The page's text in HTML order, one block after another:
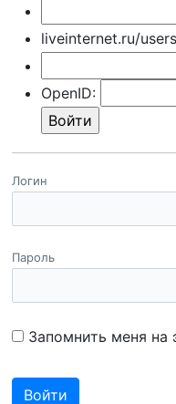
liveinternet.ru/
OpenID:
Логин
Пароль
Запомнить меня на